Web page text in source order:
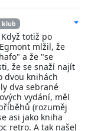
klub
totiž po
mlžil, že
a že "se
že se snaží najít
dvou knihách
dva sebrané
vydání, měl
(rozuměj
asi jako kniha
retro. A tak našel